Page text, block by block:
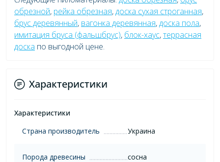
обрезной, рейка обрезная,доска сухая строганная,
брус деревянный, вагонка деревянная,доска пола,
имитация бруса (фальшбрус), блок-хаус,террасная
доска по выгодной цене.
Характеристики
Характеристики
Страна производитель
Украина
Порода древесины сосна